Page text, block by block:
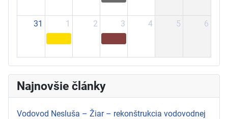
31 1 2 3 4 5 6
Najnovšie články
Vodovod Nesluša – Žiar – rekonštrukcia vodovodnej